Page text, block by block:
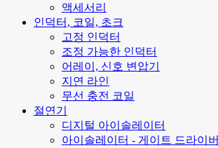
액세서리
인덕터, 코일, 초크
고정 인덕터
조정 가능한 인덕터
어레이, 신호 변압기
지연 라인
무선 충전 코일
절연기
디지털 아이솔레이터
아이솔레이터 - 게이트 드라이버